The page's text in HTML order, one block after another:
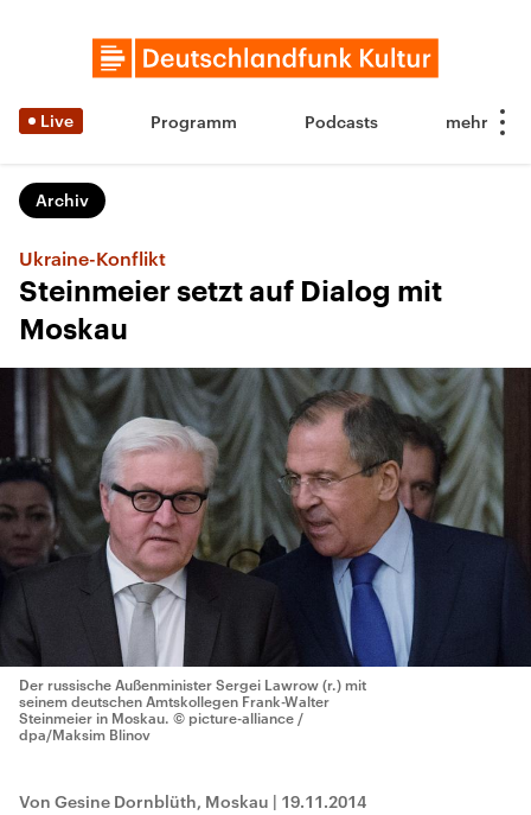
Live Programm Podcasts
Archiv
Ukraine-Konflikt
Steinmeier setzt auf Dialog mit
Moskau
Der russische Außenminister Sergei Lawrow (r.) mit
seinem deutschen Amtskollegen Frank-Walter
Steinmeier in Moskau. © picture-alliance /
dpa/Maksim Blinov
Von Gesine Dornblüth, Moskau | 19.11.2014